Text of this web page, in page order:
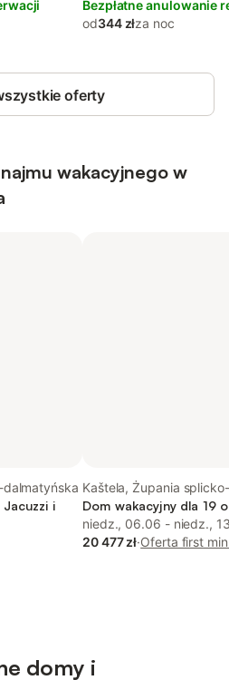
Bezpłatne anulowanie
od344 złza noc
oferty
wakacyjnego w
i
Kaštela, Żupania
Dom wakacyjny dla 19
niedz., 06.06 - niedz.,
20 477 zł·Oferta first
domy i